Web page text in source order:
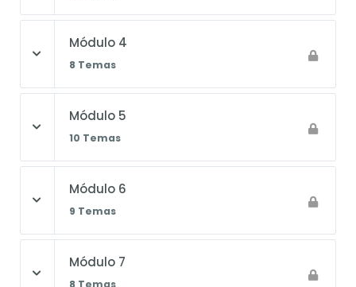
Módulo 4
8 Temas
Módulo 5
10 Temas
Módulo 6
9 Temas
Módulo 7